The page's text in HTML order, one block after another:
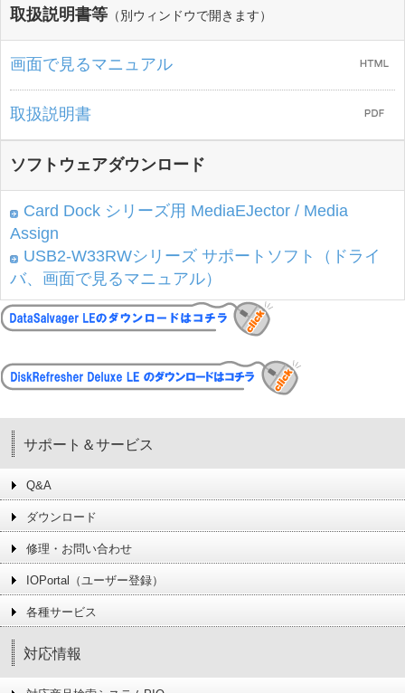
取扱説明書等 （別ウィンドウで開きます）
画面で見るマニュアル
取扱説明書
ソフトウェアダウンロード
Card Dock シリーズ用 MediaEJector / Media
Assign
USB2-W33RWシリーズ サポートソフト（ドライ
バ、画面で見るマニュアル）
サポート＆サービス
Q&A
ダウンロード
修理・お問い合わせ
IOPortal（ユーザー登録）
各種サービス
対応情報